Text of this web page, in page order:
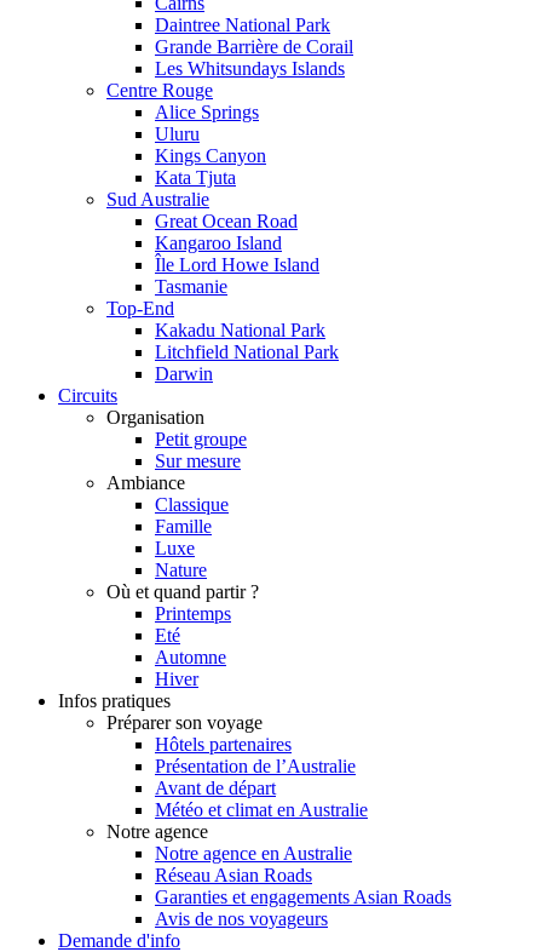
Daintree National Park
Grande Barrière de Corail
Les Whitsundays Islands
Centre Rouge
Alice Springs
Uluru
Kings Canyon
Kata Tjuta
Sud Australie
Great Ocean Road
Kangaroo Island
Île Lord Howe Island
Tasmanie
Top-End
Kakadu National Park
Litchfield National Park
Darwin
Circuits
Organisation
Petit groupe
Sur mesure
Ambiance
Classique
Famille
Luxe
Nature
Où et quand partir ?
Printemps
Eté
Automne
Hiver
Infos pratiques
Préparer son voyage
Hôtels partenaires
Présentation de l’Australie
Avant de départ
Météo et climat en Australie
Notre agence
Notre agence en Australie
Réseau Asian Roads
Garanties et engagements Asian Roads
Avis de nos voyageurs
Demande d'info